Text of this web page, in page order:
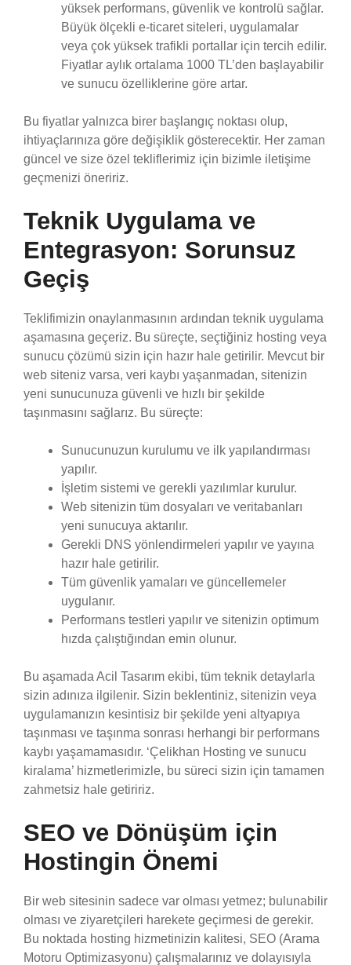
yüksek performans, güvenlik ve kontrolü sağlar.
Büyük ölçekli e-ticaret siteleri, uygulamalar
veya çok yüksek trafikli portallar için tercih edilir.
Fiyatlar aylık ortalama 1000 TL’den başlayabilir
ve sunucu özelliklerine göre artar.
Bu fiyatlar yalnızca birer başlangıç noktası olup,
ihtiyaçlarınıza göre değişiklik gösterecektir. Her zaman
güncel ve size özel tekliflerimiz için bizimle iletişime
geçmenizi öneririz.
Teknik Uygulama ve
Entegrasyon: Sorunsuz
Geçiş
Teklifimizin onaylanmasının ardından teknik uygulama
aşamasına geçeriz. Bu süreçte, seçtiğiniz hosting veya
sunucu çözümü sizin için hazır hale getirilir. Mevcut bir
web siteniz varsa, veri kaybı yaşanmadan, sitenizin
yeni sunucunuza güvenli ve hızlı bir şekilde
taşınmasını sağlarız. Bu süreçte:
Sunucunuzun kurulumu ve ilk yapılandırması
yapılır.
İşletim sistemi ve gerekli yazılımlar kurulur.
Web sitenizin tüm dosyaları ve veritabanları
yeni sunucuya aktarılır.
Gerekli DNS yönlendirmeleri yapılır ve yayına
hazır hale getirilir.
Tüm güvenlik yamaları ve güncellemeler
uygulanır.
Performans testleri yapılır ve sitenizin optimum
hızda çalıştığından emin olunur.
Bu aşamada Acil Tasarım ekibi, tüm teknik detaylarla
sizin adınıza ilgilenir. Sizin beklentiniz, sitenizin veya
uygulamanızın kesintisiz bir şekilde yeni altyapıya
taşınması ve taşınma sonrası herhangi bir performans
kaybı yaşamamasıdır. ‘Çelikhan Hosting ve sunucu
kiralama’ hizmetlerimizle, bu süreci sizin için tamamen
zahmetsiz hale getiririz.
SEO ve Dönüşüm için
Hostingin Önemi
Bir web sitesinin sadece var olması yetmez; bulunabilir
olması ve ziyaretçileri harekete geçirmesi de gerekir.
Bu noktada hosting hizmetinizin kalitesi, SEO (Arama
Motoru Optimizasyonu) çalışmalarınız ve dolayısıyla